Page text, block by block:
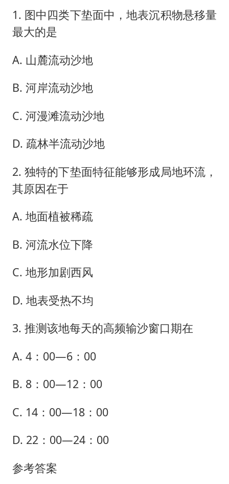
1. 图中四类下垫面中，地表沉积物悬移量
最大的是
A. 山麓流动沙地
B. 河岸流动沙地
C. 河漫滩流动沙地
D. 疏林半流动沙地
2. 独特的下垫面特征能够形成局地环流，
其原因在于
A. 地面植被稀疏
B. 河流水位下降
C. 地形加剧西风
D. 地表受热不均
3. 推测该地每天的高频输沙窗口期在
A. 4：00—6：00
B. 8：00—12：00
C. 14：00—18：00
D. 22：00—24：00
参考答案